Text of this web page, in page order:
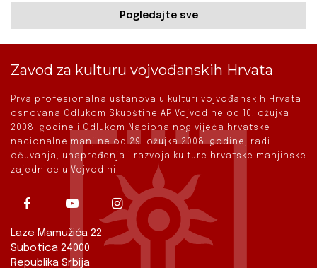
Pogledajte sve
Zavod za kulturu vojvođanskih Hrvata
Prva profesionalna ustanova u kulturi vojvođanskih Hrvata
osnovana Odlukom Skupštine AP Vojvodine od 10. ožujka
2008. godine i Odlukom Nacionalnog vijeća hrvatske
nacionalne manjine od 29. ožujka 2008. godine, radi
očuvanja, unapređenja i razvoja kulture hrvatske manjinske
zajednice u Vojvodini.
Laze Mamužića 22
Subotica 24000
Republika Srbija